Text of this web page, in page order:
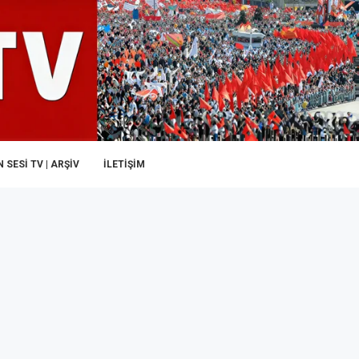
SESI TV | ARŞİV İLETIŞIM